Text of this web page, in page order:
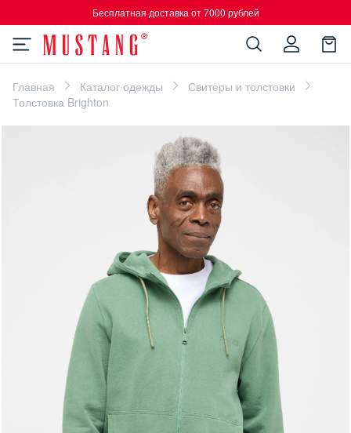
Бесплатная доставка от 7000 рублей
Главная Каталог одежды
Свитеры и толстовки
Толстовка Brighton